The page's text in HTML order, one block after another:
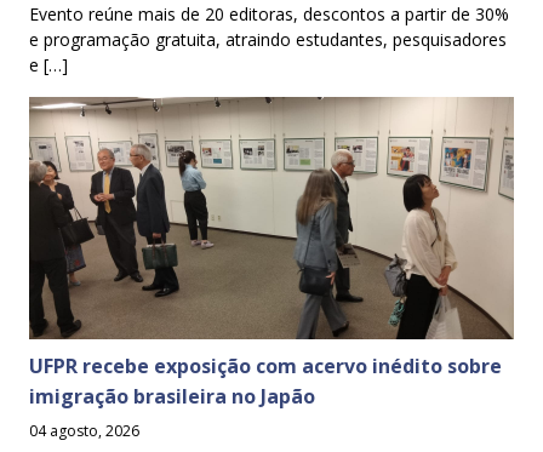
Evento reúne mais de 20 editoras, descontos a partir de 30%
e programação gratuita, atraindo estudantes, pesquisadores
e […]
UFPR recebe exposição com acervo inédito sobre
imigração brasileira no Japão
04 agosto, 2026